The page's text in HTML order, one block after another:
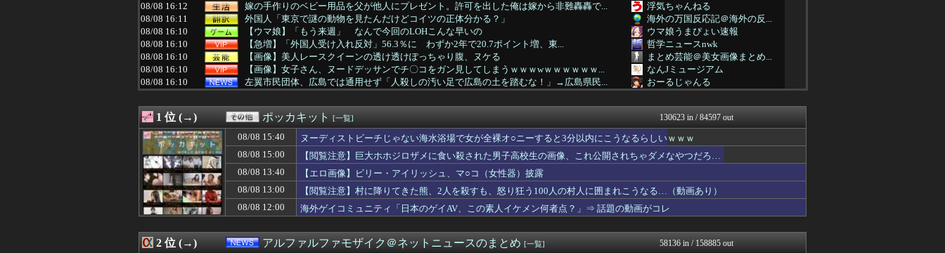
08/08 16:12
嫁の手作りのベビー用品を父が他人にプレゼント。許可を出した俺は嫁から非難轟轟で...
浮気ちゃんねる
08/08 16:11
外国人「東京で謎の動物を見たんだけどコイツの正体分かる？」
海外の万国反応記＠海外の反...
08/08 16:10
【ウマ娘】「もう来週」 なんで今回のLOHこんな早いの
ウマ娘うまぴょい速報
08/08 16:10
【急増】「外国人受け入れ反対」56.3％に わずか2年で20.7ポイント増、東...
哲学ニュースnwk
08/08 16:10
【画像】美人レースクイーンの透け透けぽっちゃり腹、ヌケる
まとめ芸能＠美女画像まとめ...
08/08 16:10
【画像】女子さん、ヌードデッサンでチ〇コをガン見してしまうｗｗｗwｗｗｗｗｗｗ...
なんJミュージアム
08/08 16:10
左翼市民団体、広島では通用せず「人殺しの汚い足で広島の土を踏むな！」→広島県民...
おーるじゃんる
08/08 16:06
★★昨晩、久しぶりに嫁とセックスしたんだが・・・
まにゅそく 2chまとめニ...
08/08 16:06
カープ大瀬良(2軍) 防御率4.31 WHIP1.39 QS率40%
広島東洋カープまとめブログ...
08/08 16:05
【画像】カノカリ女、あまりにもセックスすぎるグッズにされてしまう
アニチャット
08/08 16:05
【動画】ショートスリーパー「寝たほうがいいよ」の一言にブチギレ・・・
不思議.net - 5ch...
08/08 16:05
【悲報】スマホゲーム会社さん、”サ終”相次ぎ倒産しまくってる模様
アニゲー速報
08/08 16:05
韓国人「現在、日本でとんでもない進化を遂げている韓国料理がこちら…」→「これは...
08/08 16:05
【画像】デカパイ気象予報士さん、ビキニ姿でダイナマイトボディを解禁wwwwww
女子アナお宝画像速報－5c...
08/08 16:05
【悲報】PTA会長「PTA参加拒否した保護者の方へ。こうなってもいい？」
わんこーる速報！
08/08 16:05
ワイの上司がカラオケでT-BOLANばっかり歌うんやが
V系まとめ速報
08/08 16:01
【衝撃】34歳ニート、『エロ漫画』で人生逆転
凹凸ちゃんねる 発達障害・...
08/08 16:01
【PC電源】いったい誰に見せるためにそんな所にLCD付けるのかな
PCパーツまとめ
1 位 (→) ポッカキット [一覧] 130623 in / 84597 out
08/08 15:40
ヌーディストビーチじゃない海水浴場で女が全裸オ○ニーすると3分以内にこうなるらしいｗｗｗ
08/08 15:00
【閲覧注意】巨大ホホジロザメに食い殺された男子高校生の画像、これ公開されちゃダメなやつだろ…
08/08 13:40
【エロ画像】ビリー・アイリッシュ、マ○コ（女性器）披露
08/08 13:00
【閲覧注意】村に降りてきた熊、2人を殺すも、怒り狂う100人の村人に囲まれこうなる…（動画あり）
08/08 12:00
海外ゲイコミュニティ「日本のゲイAV、この素人イケメン何者点？」⇒ 話題の動画がコレ
2 位 (→) アルファルファモザイク＠ネットニュースのまとめ [一覧] 58136 in / 158885 out